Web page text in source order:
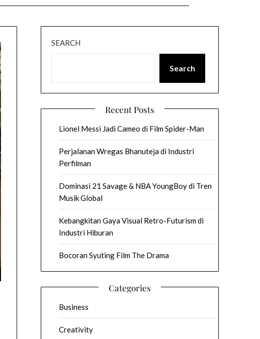
SEARCH
Search
Recent Posts
Lionel Messi Jadi Cameo di Film Spider-Man
Perjalanan Wregas Bhanuteja di Industri
Perfilman
Dominasi 21 Savage & NBA YoungBoy di Tren
Musik Global
Kebangkitan Gaya Visual Retro-Futurism di
Industri Hiburan
Bocoran Syuting Film The Drama
Categories
Business
Creativity